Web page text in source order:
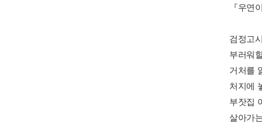
『우연
검정고
부러워
거처를
처지에
부잣집
살아가